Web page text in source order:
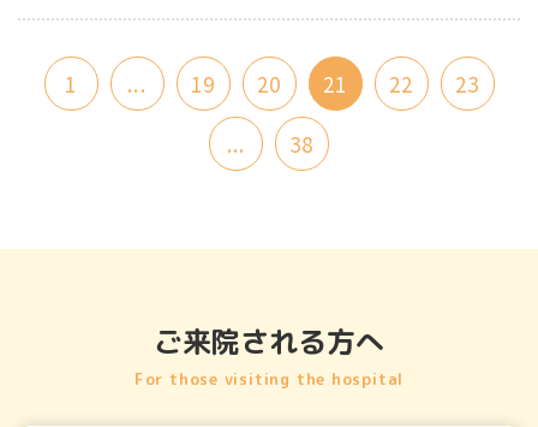
1 ... 19 20 21 22
23
...
38
ご来院される方へ
For those visiting the hospital